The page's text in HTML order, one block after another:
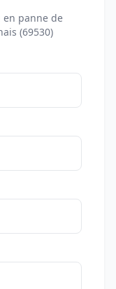
en panne de
(69530)